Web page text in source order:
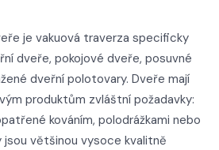
je vakuová traverza specificky
dveře, pokojové dveře, posuvné
dveřní polotovary. Dveře mají
produktům zvláštní požadavky:
kováním, polodrážkami nebo
jsou většinou vysoce kvalitně